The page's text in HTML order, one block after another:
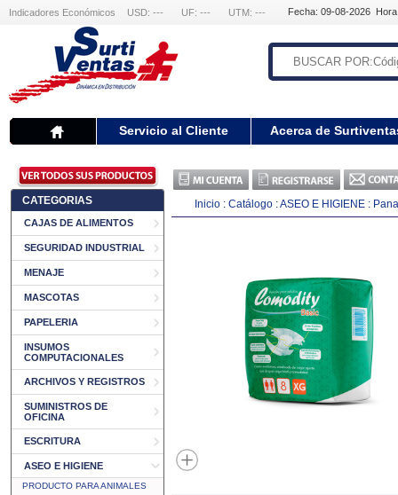
Indicadores Económicos USD: --- UF: --- UTM: --- Fecha: 09-08-2026
Servicio al Cliente Acerca de
CATEGORIAS
CAJAS DE ALIMENTOS
SEGURIDAD INDUSTRIAL
MENAJE
MASCOTAS
PAPELERIA
INSUMOS
COMPUTACIONALES
ARCHIVOS Y REGISTROS
SUMINISTROS DE
OFICINA
ESCRITURA
ASEO E HIGIENE
PRODUCTO PARA ANIMALES
Inicio : Catálogo :ASEO E HIGIENE :